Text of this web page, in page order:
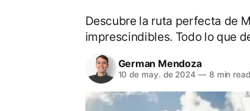
Descubre la ruta perfecta de
imprescindibles. Todo lo que
German Mendoza
10 de may. de 2024 —8 min read